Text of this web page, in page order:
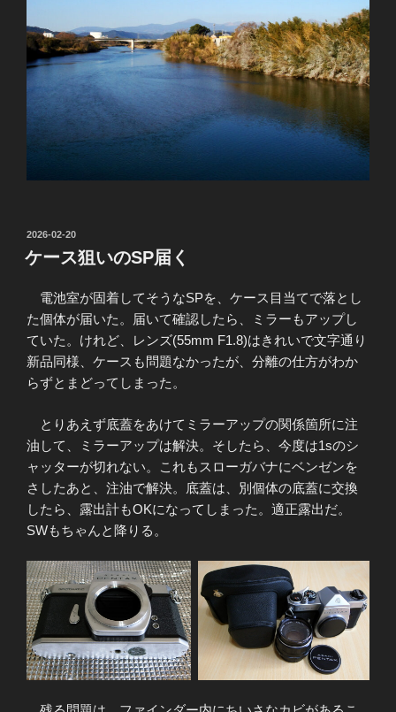
投
稿
日:
2026-02-20
ケース狙いのSP届く
電池室が固着してそうなSPを、ケース目当てで落とし
た個体が届いた。届いて確認したら、ミラーもアップし
ていた。けれど、レンズ(55mm F1.8)はきれいで文字通り
新品同様、ケースも問題なかったが、分離の仕方がわか
らずとまどってしまった。
とりあえず底蓋をあけてミラーアップの関係箇所に注
油して、ミラーアップは解決。そしたら、今度は1sのシ
ャッターが切れない。これもスローガバナにベンゼンを
さしたあと、注油で解決。底蓋は、別個体の底蓋に交換
したら、露出計もOKになってしまった。適正露出だ。
SWもちゃんと降りる。